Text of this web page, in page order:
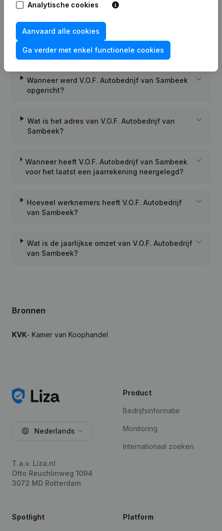
van Sambeek?
Wat is het PEPPOL ID van V.O.F. Autobedrijf van
Sambeek?
Wanneer werd V.O.F. Autobedrijf van Sambeek
opgericht?
Wat is het adres van V.O.F. Autobedrijf van
Sambeek?
Wanneer heeft V.O.F. Autobedrijf van Sambeek
voor het laatst een jaarrekening neergelegd?
Hoeveel werknemers heeft V.O.F. Autobedrijf
van Sambeek?
Wat is de jaarlijkse omzet van V.O.F. Autobedrijf
van Sambeek?
Bronnen
KVK- Kamer van Koophandel
Analytische cookies
Aanvaard alle cookies
Ga verder met enkel functionele cookies
Nederlands
T.a.v. Liza.nl
Otto Reuchlinweg 1094
3072 MD Rotterdam
Product
Bedrijfsinformatie
Monitoring
Internationaal zoeken
Spotlight Platform